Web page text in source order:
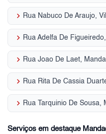
keyboard_arrow_right Rua Nabuco De Araujo,
keyboard_arrow_right Rua Adelfa De
keyboard_arrow_right Rua Joao De Laet,
keyboard_arrow_right Rua Rita De Cassia
keyboard_arrow_right Rua Tarquinio De Sousa,
Serviços em destaque